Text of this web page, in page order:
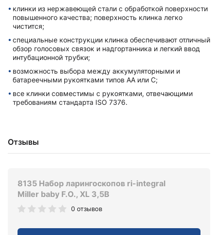
клинки из нержавеющей стали с обработкой поверхности
повышенного качества; поверхность клинка легко
чистится;
специальные конструкции клинка обеспечивают отличный
обзор голосовых связок и надгортанника и легкий ввод
интубационной трубки;
возможность выбора между аккумуляторными и
батареечными рукоятками типов AA или C;
все клинки совместимы с рукоятками, отвечающими
требованиям стандарта ISO 7376.
Отзывы
8135 Набор ларингоскопов ri-integral
Miller baby F.O., XL 3,5В
0 отзывов